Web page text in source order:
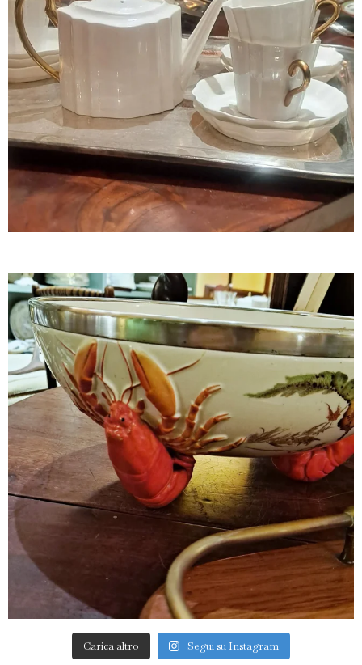
Carica altro Segui su Instagram